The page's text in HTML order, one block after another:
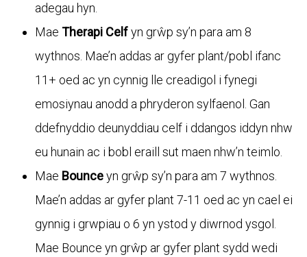
adegau hyn.
MaeTherapi Celfyn grŵp sy’n para am 8
wythnos. Mae’n addas ar gyfer plant/pobl ifanc
11+ oed ac yn cynnig lle creadigol i fynegi
emosiynau anodd a phryderon sylfaenol. Gan
ddefnyddio deunyddiau celf i ddangos iddyn nhw
eu hunain ac i bobl eraill sut maen nhw’n teimlo.
Mae Bounceyn grŵp sy’n para am 7 wythnos.
Mae’n addas ar gyfer plant 7-11 oed ac yn cael ei
gynnig i grwpiau o 6 yn ystod y diwrnod ysgol.
Mae Bounce yn grŵp ar gyfer plant sydd wedi